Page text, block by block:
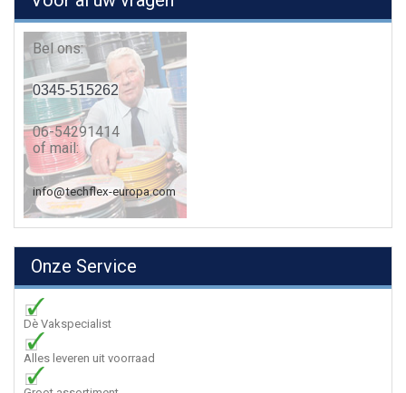
Bel ons:
0345-515262
06-54291414
of mail:
info@techflex-europa.com
Onze Service
Dè Vakspecialist
Alles leveren uit voorraad